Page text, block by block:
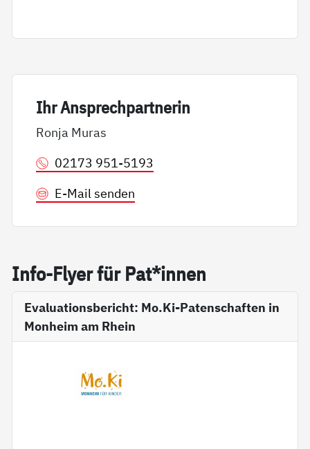
Ihr An­sp­rech­part­ne­rin
Ronja Muras
02173 951-5193
E-Mail senden
In­fo-Fly­er für Pat*in­nen
Evaluationsbericht: Mo.Ki-Patenschaften in
Monheim am Rhein